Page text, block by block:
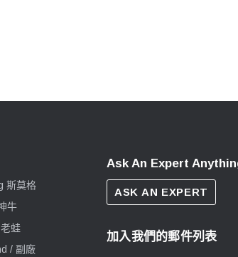
斯莫格
牛
蛙
/ 副廠
Ask An Expert
ASK AN EXPERT
加入我們的郵件列表